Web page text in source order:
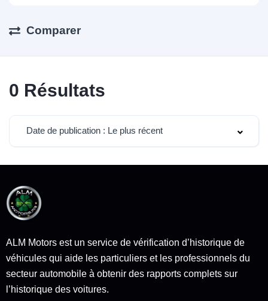
Comparer
0 Résultats
Date de publication : Le plus récent
ALM Motors est un service de vérification d’historique de
véhicules qui aide les particuliers et les professionnels du
secteur automobile à obtenir des rapports complets sur
l’historique des voitures.